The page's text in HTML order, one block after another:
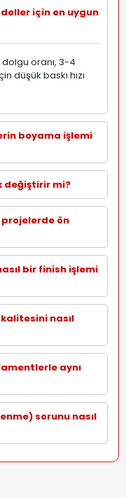
için en uygun
oranı, 3-4
düşük baskı hızı
boyama işlemi
değiştirir mi?
ön
bir finish işlemi
nasıl
aynı
sorunu nasıl